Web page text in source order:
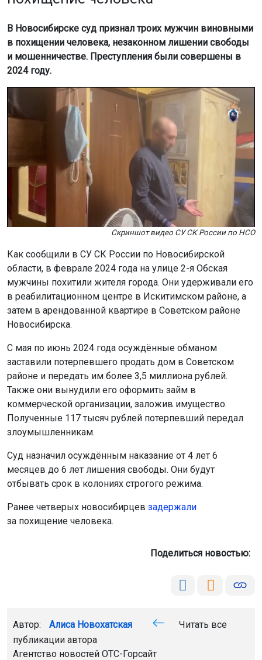
В Новосибирске суд признал троих мужчин виновными
в похищении человека, незаконном лишении свободы
и мошенничестве. Преступления были совершены в
2024 году.
Скриншот видео СУ СК России по НСО
Как сообщили в СУ СК России по Новосибирской
области, в феврале 2024 года на улице 2-я Обская
мужчины похитили жителя города. Они удерживали его
в реабилитационном центре в Искитимском районе, а
затем в арендованной квартире в Советском районе
Новосибирска.
С мая по июнь 2024 года осуждённые обманом
заставили потерпевшего продать дом в Советском
районе и передать им более 3,5 миллиона рублей.
Также они вынудили его оформить займ в
коммерческой организации, заложив имущество.
Полученные 117 тысяч рублей потерпевший передал
злоумышленникам.
Суд назначил осуждённым наказание от 4 лет 6
месяцев до 6 лет лишения свободы. Они будут
отбывать срок в колониях строгого режима.
Ранее четверых новосибирцев задержали
за похищение человека.
Поделиться новостью:
Автор: Алиса Новохатская
Читать все
публикации автора
Агентство новостей ОТС-Горсайт